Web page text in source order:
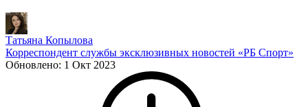
Татьяна Копылова
Корреспондент службы эксклюзивных новостей «РБ Спорт»
Обновлено: 1 Окт 2023